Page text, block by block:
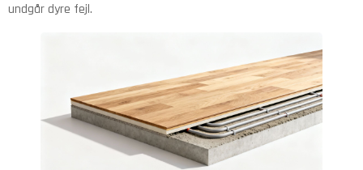
undgår dyre fejl.